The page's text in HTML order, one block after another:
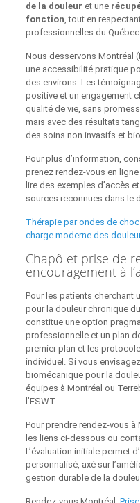
de la douleur et une
fonction , tout en
professionnelles du Québec.
Nous desservons Montréal
une accessibilité pratique
des environs. Les
positive et un engagement
qualité de vie, sans
mais avec des résultats
des soins non invasifs et
Pour plus d’information,
prenez rendez‑vous en
lire des exemples d’accès
sources reconnues dans le
Thérapie par ondes de
charge moderne des
Chapô et prise de
encouragement à
Pour les patients cherchant
pour la douleur chronique
constitue une option
professionnelle et un plan
premier plan et les
individuel. Si vous
biomécanique pour la
équipes à Montréal ou
l’ESWT.
Pour prendre rendez‑vous
les liens ci‑dessous ou
L’évaluation initiale permet
personnalisé, axé sur
gestion durable de la